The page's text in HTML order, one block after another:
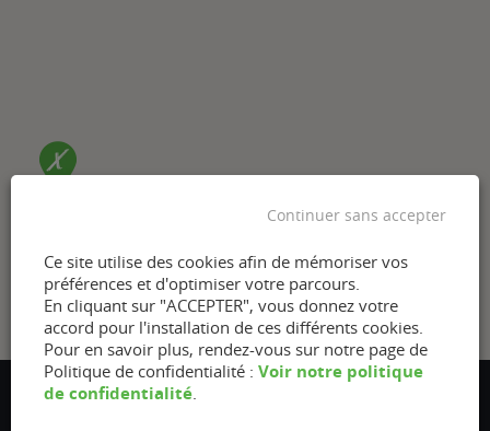
Flexfuel Energy Development
Ce site utilise des cookies afin de mémoriser vos
préférences et d'optimiser votre parcours.
En cliquant sur "ACCEPTER", vous donnez votre
accord pour l'installation de ces différents cookies.
Pour en savoir plus, rendez-vous sur notre page de
Politique de confidentialité : Voir notre politique
de confidentialité
Continuer sans accepter